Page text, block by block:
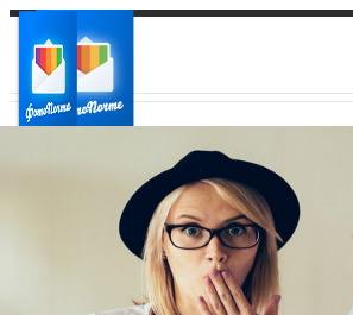
Ваш регион доставки
Выберите из списка: